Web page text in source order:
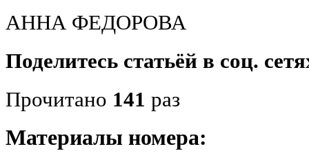
АННА ФЕДОРОВА
Поделитесь статьёй в соц.
Прочитано 141 раз
Материалы номера: